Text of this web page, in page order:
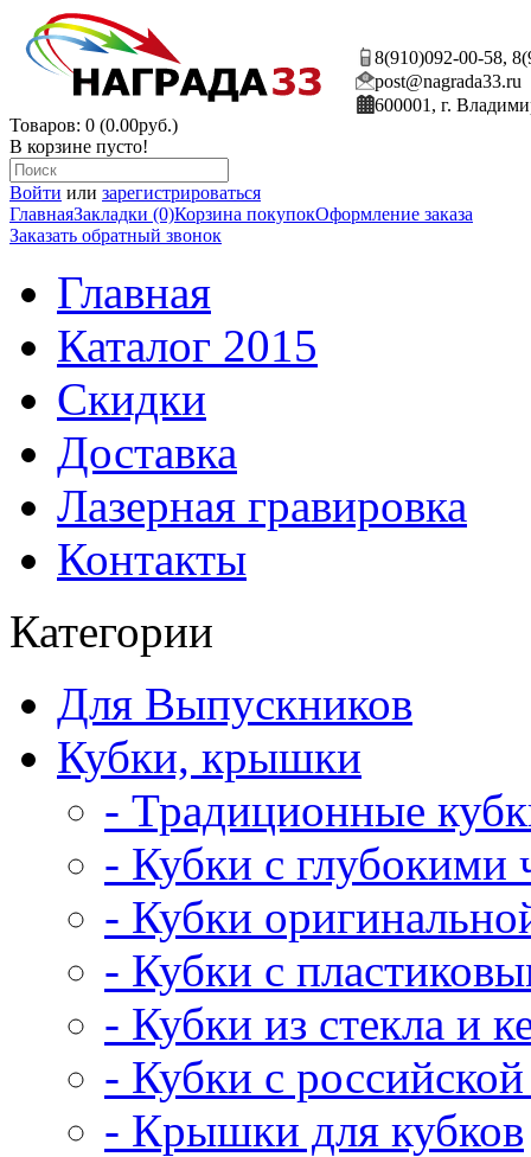
8(910)092-00-58,
post@nagrada33.ru
600001, г.
Товаров: 0 (0.00руб.)
В корзине пусто!
Войти или зарегистрироваться
ГлавнаяЗакладки (0)Корзина покупокОформление заказа
Заказать обратный звонок
Главная
Каталог 2015
Скидки
Доставка
Лазерная гравировка
Контакты
Категории
Для Выпускников
Кубки, крышки
- Традиционные
- Кубки с глубокими
- Кубки
- Кубки с
- Кубки из стекла и
- Кубки с
- Крышки для кубков